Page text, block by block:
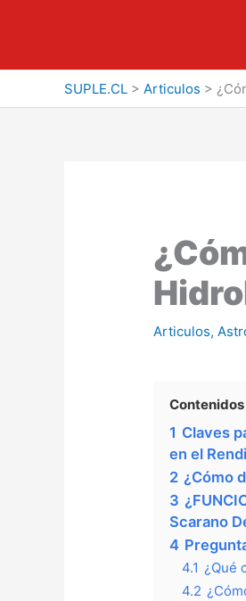
SUPLE.CL > Articulos >
Articulos,
Contenidos
1 Claves
en el
2 ¿Cómo
3
Scarano
4
4.1 ¿Qué
4.2